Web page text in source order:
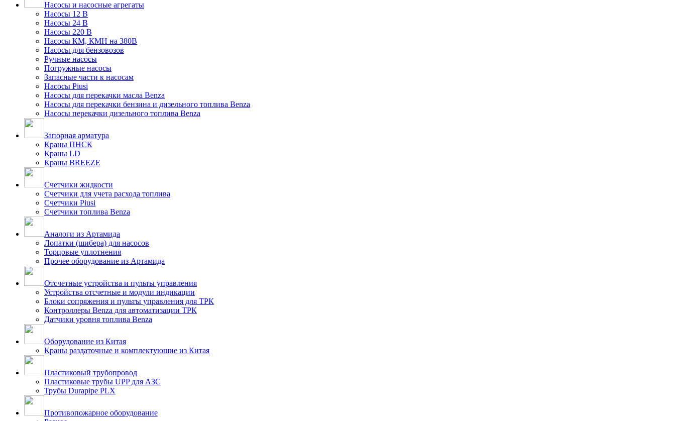
Насосы и насосные агрегаты
Насосы 12 В
Насосы 24 В
Насосы 220 В
Насосы КМ, КМН на 380В
Насосы для бензовозов
Ручные насосы
Погружные насосы
Запасные части к насосам
Насосы Piusi
Насосы для перекачки масла Benza
Насосы для перекачки бензина и дизельного топлива Benza
Насосы перекачки дизельного топлива Benza
Запорная арматура
Краны ПНСК
Краны LD
Краны BREEZE
Счетчики жидкости
Счетчики для учета расхода топлива
Счетчики Piusi
Счетчики топлива Benza
Аналоги из Артамида
Лопатки (шибера) для насосов
Торцовые уплотнения
Прочее оборудование из Артамида
Отсчетные устройства и пульты управления
Устройства отсчетные и модули индикации
Блоки сопряжения и пульты управления для ТРК
Контроллеры Benza для автоматизации ТРК
Датчики уровня топлива Benza
Оборудование из Китая
Краны раздаточные и комплектующие из Китая
Пластиковый трубопровод
Пластиковые трубы UPP для АЗС
Трубы Durapipe PLX
Противопожарное оборудование